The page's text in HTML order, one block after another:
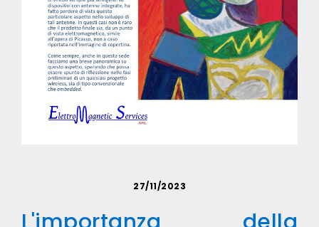
27/11/2023